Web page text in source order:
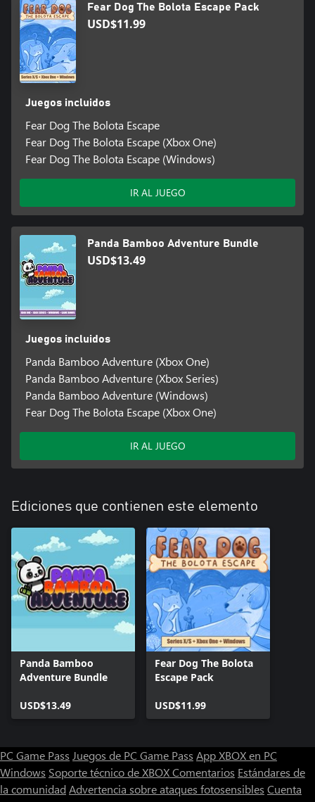
Fear Dog The Bolota Escape Pack
USD$11.99
Juegos incluidos
Fear Dog The Bolota Escape
Fear Dog The Bolota Escape (Xbox One)
Fear Dog The Bolota Escape (Windows)
IR AL JUEGO
Panda Bamboo Adventure Bundle
USD$13.49
Juegos incluidos
Panda Bamboo Adventure (Xbox One)
Panda Bamboo Adventure (Xbox Series)
Panda Bamboo Adventure (Windows)
Fear Dog The Bolota Escape (Xbox One)
IR AL JUEGO
Ediciones que contienen este elemento
Panda Bamboo
Adventure Bundle
USD$13.49
Fear Dog The Bolota
Escape Pack
USD$11.99
PC Game Pass Juegos de PC Game Pass App XBOX en PC
Windows Soporte técnico de XBOXComentarios Estándares de
la comunidad Advertencia sobre ataques fotosensibles Cuenta